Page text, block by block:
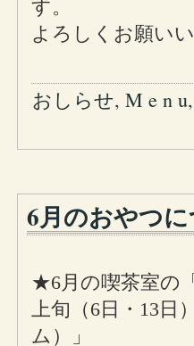
す。
よろしくお願い
おしらせ, M e n u
6月のおやつ
★6月の喫茶室の
上旬（6日・13
ム）」